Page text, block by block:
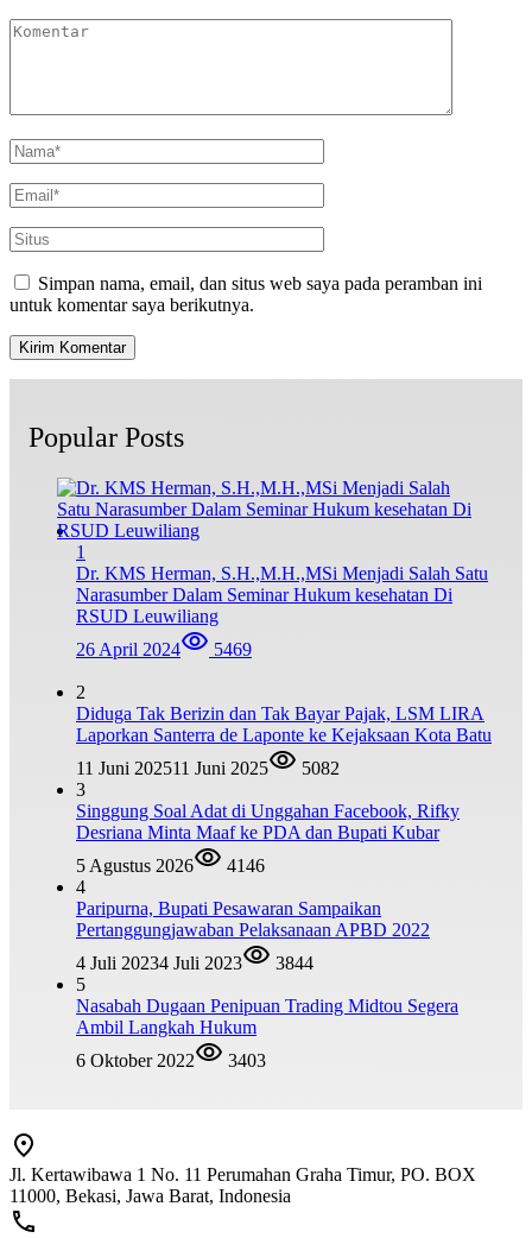
Simpan nama, email, dan situs web saya pada peramban ini
untuk komentar saya berikutnya.
Popular Posts
1
Dr. KMS Herman, S.H.,M.H.,MSi Menjadi Salah Satu
Narasumber Dalam Seminar Hukum kesehatan Di
RSUD Leuwiliang
26 April 2024
5469
2
Diduga Tak Berizin dan Tak Bayar Pajak, LSM LIRA
Laporkan Santerra de Laponte ke Kejaksaan Kota Batu
11 Juni 202511 Juni 2025
5082
3
Singgung Soal Adat di Unggahan Facebook, Rifky
Desriana Minta Maaf ke PDA dan Bupati Kubar
5 Agustus 2026
4146
4
Paripurna, Bupati Pesawaran Sampaikan
Pertanggungjawaban Pelaksanaan APBD 2022
4 Juli 20234 Juli 2023
3844
5
Nasabah Dugaan Penipuan Trading Midtou Segera
Ambil Langkah Hukum
6 Oktober 2022
3403
Jl. Kertawibawa 1 No. 11 Perumahan Graha Timur, PO. BOX
11000, Bekasi, Jawa Barat, Indonesia